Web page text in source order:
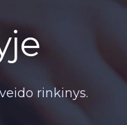
rinkinys.